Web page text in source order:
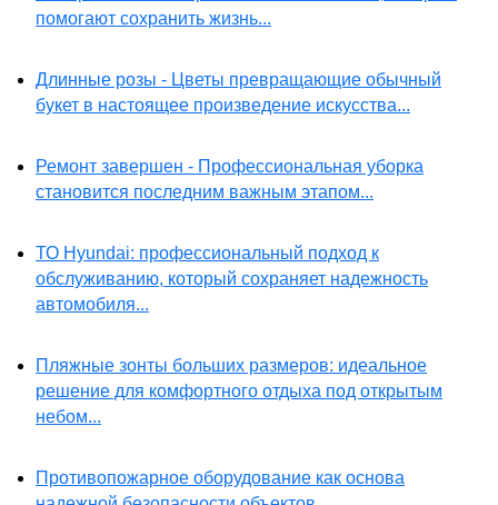
помогают сохранить жизнь...
Длинные розы - Цветы превращающие обычный
букет в настоящее произведение искусства...
Ремонт завершен - Профессиональная уборка
становится последним важным этапом...
ТО Hyundai: профессиональный подход к
обслуживанию, который сохраняет надежность
автомобиля...
Пляжные зонты больших размеров: идеальное
решение для комфортного отдыха под открытым
небом...
Противопожарное оборудование как основа